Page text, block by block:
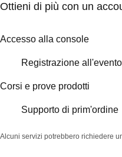
Ottieni di più con un
Accesso alla console
Registrazione all'evento
Corsi e prove prodotti
Supporto di prim'ordine
Alcuni servizi potrebbero richiedere